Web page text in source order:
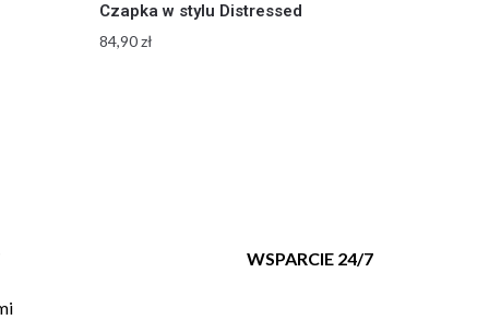
Czapka w stylu Distressed
84,90zł
WSPARCIE 24/7